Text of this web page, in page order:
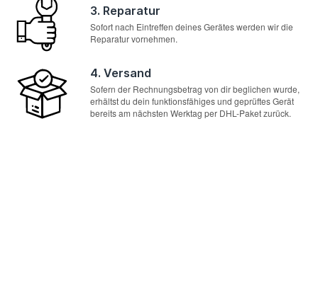
3. Reparatur
Sofort nach Eintreffen deines Gerätes werden wir die
Reparatur vornehmen.
4. Versand
Sofern der Rechnungsbetrag von dir beglichen wurde,
erhältst du dein funktionsfähiges und geprüftes Gerät
bereits am nächsten Werktag per DHL-Paket zurück.